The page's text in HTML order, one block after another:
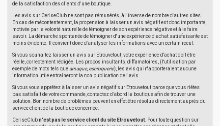
de la satisfaction des clients d'une boutique.
Les avis sur CeriseClub ne sont pas rémunérés, à l'inverse de nombre d'autres sites.
En cas de mécontentement, la propension à laisser un avis négatif est donc importante,
motivée par la volonté naturelle de témoigner de son expérience négative et à le faire
savoir. La démarche spontanée de témoigner d'une expérience d'achat satisfaisante est
moins évidente. Il convient donc d'analyser les informations avec un certain recul.
Si vous souhaitez laisser un avis sur Etrouvetout, votre expérience d'achat doit être
réelle, correctement rédigée. Les propos insultants, diffamatoires, (l'utilisation par
exemple de mots tels que arnaque, escroquerie), les avis qui n'apporteraient aucune
information utile entraîneront la non publication de l'avis.
Si vous vous apprêtez à laisser un avis négatif sur Etrouvetout parce que vous n'êtes
pas satisfait de votre commande, contactez d'abord la boutique afin de trouver une
solution. Bon nombre de problèmes peuvent en effet être résolus directement auprès du
service client de la boutique concernée.
CeriseClubn'est pas le service client du site Etrouvetout . Pour toute question sur